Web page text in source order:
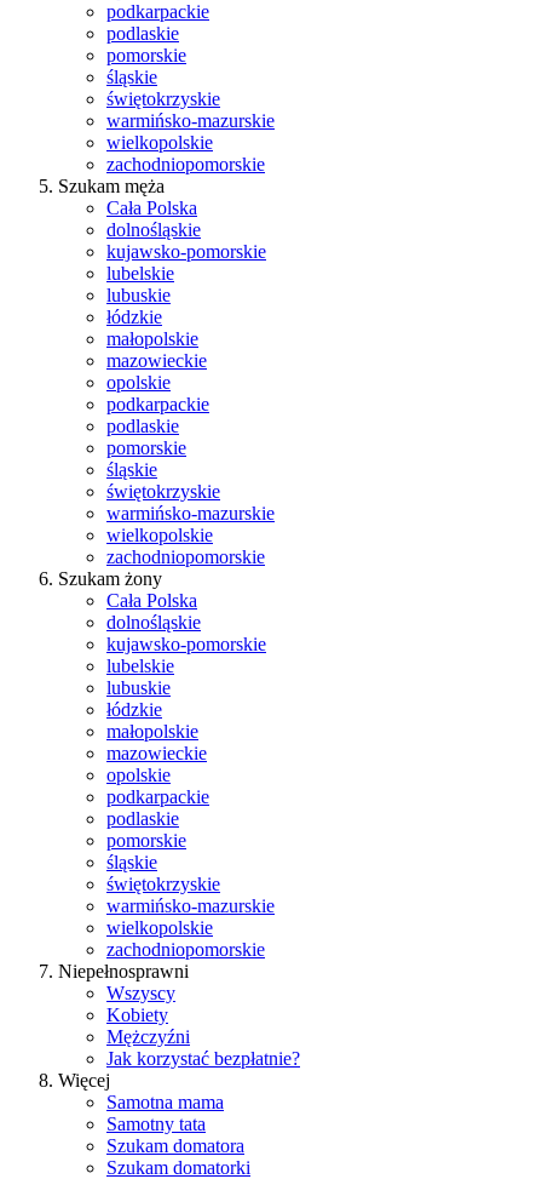
podkarpackie
podlaskie
pomorskie
śląskie
świętokrzyskie
warmińsko-mazurskie
wielkopolskie
zachodniopomorskie
Szukam męża
Cała Polska
dolnośląskie
kujawsko-pomorskie
lubelskie
lubuskie
łódzkie
małopolskie
mazowieckie
opolskie
podkarpackie
podlaskie
pomorskie
śląskie
świętokrzyskie
warmińsko-mazurskie
wielkopolskie
zachodniopomorskie
Szukam żony
Cała Polska
dolnośląskie
kujawsko-pomorskie
lubelskie
lubuskie
łódzkie
małopolskie
mazowieckie
opolskie
podkarpackie
podlaskie
pomorskie
śląskie
świętokrzyskie
warmińsko-mazurskie
wielkopolskie
zachodniopomorskie
Niepełnosprawni
Wszyscy
Kobiety
Mężczyźni
Jak korzystać bezpłatnie?
Więcej
Samotna mama
Samotny tata
Szukam domatora
Szukam domatorki